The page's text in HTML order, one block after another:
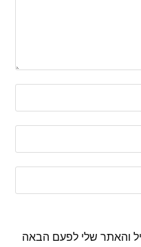
והאתר שלי לפעם הבאה